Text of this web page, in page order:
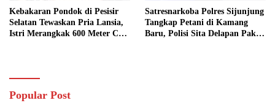
Kebakaran Pondok di Pesisir
Selatan Tewaskan Pria Lansia,
Istri Merangkak 600 Meter Cari
Satresnarkoba Polres Sijunjung
Tangkap Petani di Kamang
Baru, Polisi Sita Delapan Paket
Popular Post